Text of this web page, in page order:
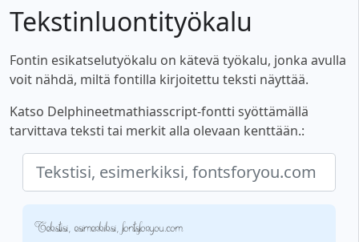
Tekstinluontityökalu
Fontin esikatselutyökalu on kätevä työkalu, jonka avulla
voit nähdä, miltä fontilla kirjoitettu teksti näyttää.
Katso Delphineetmathiasscript-fontti syöttämällä
tarvittava teksti tai merkit alla olevaan kenttään.:
Tekstisi, esimerkiksi, fontsforyou.com